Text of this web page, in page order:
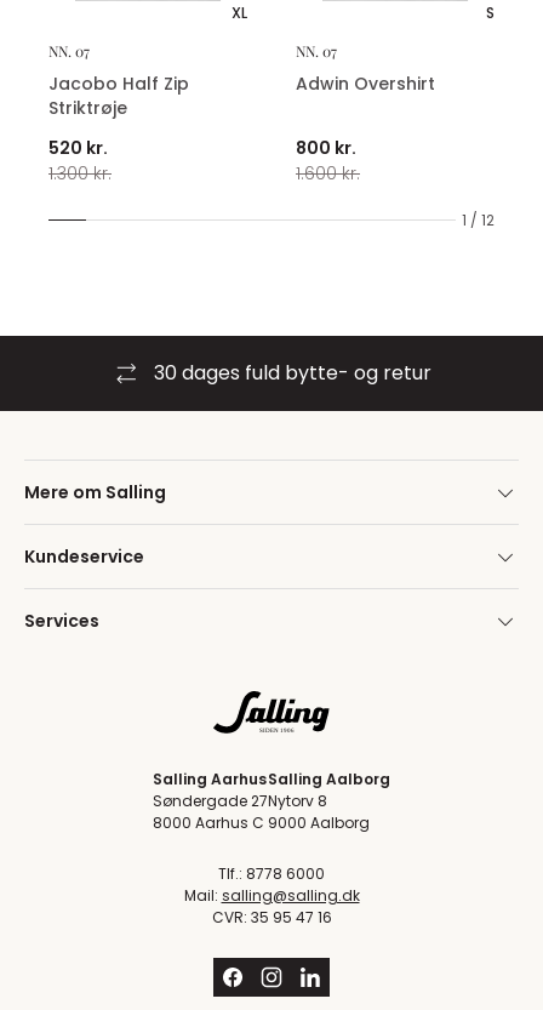
1 / 12
XL
NN. 07
Jacobo Half Zip
Striktrøje
520 kr.
1.300 kr.
S
NN. 07
Adwin Overshirt
800 kr.
1.600 kr.
30 dages fuld bytte- og retur
Mere om Salling
Kundeservice
Services
Salling Aarhus
Søndergade 27
8000 Aarhus C
Salling Aalborg
Nytorv 8
9000 Aalborg
Tlf.: 8778 6000
Mail: salling@salling.dk
CVR: 35 95 47 16